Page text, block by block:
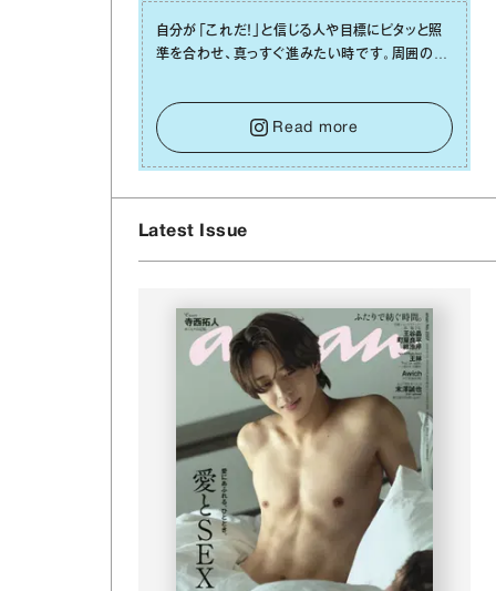
⾃分が「これだ！」と信じる⼈や⽬標にピタッと照
準を合わせ、真っすぐ進みたい時です。周囲の環
ても、あれこれ迷う必要はありません。余計なノイ
ズをそっと⼿放し、⽬の前のことに集中しましょ
う。そのブレない決意が、あなたにとって有意義
で安定した成果を引き寄せます。
Read more
Latest Issue